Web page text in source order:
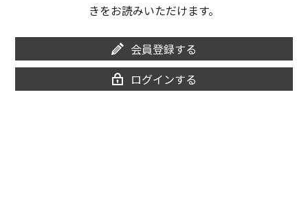
きをお読みいただけます。
会員登録する
ログインする